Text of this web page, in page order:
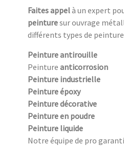
Faites appelà un expert
peinturesur ouvrage
différents types de peinture
Peinture antirouille
Peinture anticorrosion
Peinture industrielle
Peinture époxy
Peinture décorative
Peinture en poudre
Peinture liquide
Notre équipe de pro